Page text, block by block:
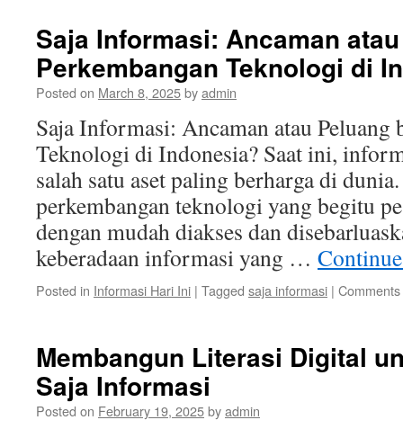
Saja Informasi: Ancaman
Perkembangan Teknologi di
Posted on March 8, 2025byadmin
Saja Informasi: Ancaman atau Peluang
Teknologi di Indonesia? Saat ini,
salah satu aset paling berharga di
perkembangan teknologi yang begitu
dengan mudah diakses dan
keberadaan informasi yang …
Posted in Informasi Hari Ini | Tagged saja informasi |
Membangun Literasi Digital
Saja Informasi
Posted on February 19, 2025byadmin